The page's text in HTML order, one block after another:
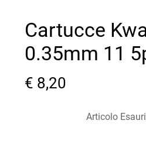
Cartucce
0.35mm 11
€ 8,20
Articolo